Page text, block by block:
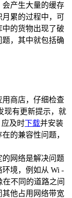
产生大量的缓存
累的过程中，可
的货物出现了破
，其中就包括确
商店，仔细检查
现有更新提示，就
应及时下载并安装
的兼容性问题，
的网络是解决问题
境，例如从 Wi -
不同的道路之间
他占用网络带宽